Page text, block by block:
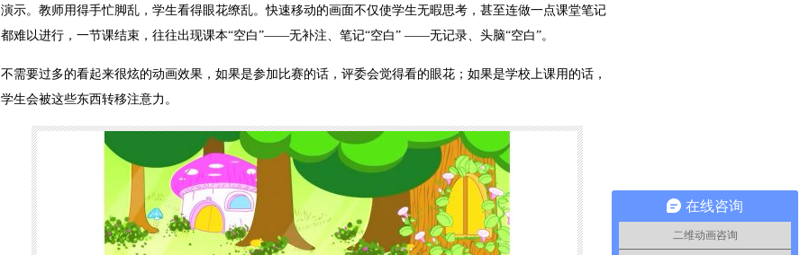
演示。教师用得手忙脚乱，学生看得眼花缭乱。快速移动的画面不仅使学生无暇思考，甚至连做一点课堂笔记
都难以进行，一节课结束，往往出现课本“空白”——无补注、笔记“空白” ——无记录、头脑“空白”。
不需要过多的看起来很炫的动画效果，如果是参加比赛的话，评委会觉得看的眼花；如果是学校上课用的话，
学生会被这些东西转移注意力。
在线咨询
二维动画咨询